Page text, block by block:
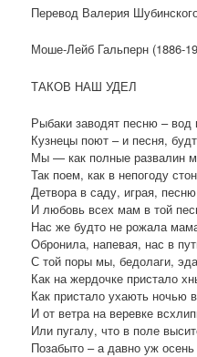
Перевод Валерия
Моше-Лейб Гальперн (1886-
ТАКОВ НАШ УДЕЛ
Рыбаки заводят песню – вод
Кузнецы поют – и песня,
Мы — как полные развалин
Так поем, как в непогоду
Детвора в саду, играя,
И любовь всех мам в той
Нас же будто не рожала
Обронила, напевая, нас в
С той поры мы, бедолаги,
Как на жердочке пристало
Как пристало ухають ночью
И от ветра на веревке
Или пугалу, что в поле
Позабыто – а давно уж осень